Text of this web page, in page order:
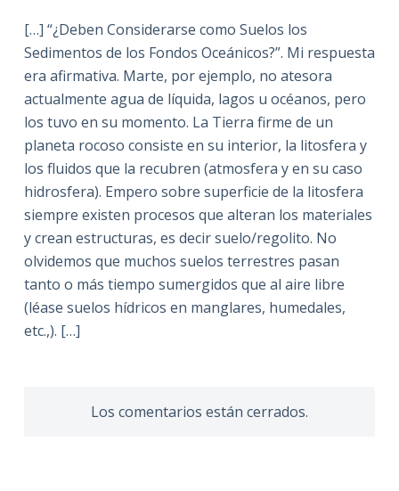
[…] “¿Deben Considerarse como Suelos los
Sedimentos de los Fondos Oceánicos?”. Mi respuesta
era afirmativa. Marte, por ejemplo, no atesora
actualmente agua de líquida, lagos u océanos, pero
los tuvo en su momento. La Tierra firme de un
planeta rocoso consiste en su interior, la litosfera y
los fluidos que la recubren (atmosfera y en su caso
hidrosfera). Empero sobre superficie de la litosfera
siempre existen procesos que alteran los materiales
y crean estructuras, es decir suelo/regolito. No
olvidemos que muchos suelos terrestres pasan
tanto o más tiempo sumergidos que al aire libre
(léase suelos hídricos en manglares, humedales,
etc.,). […]
Los comentarios están cerrados.